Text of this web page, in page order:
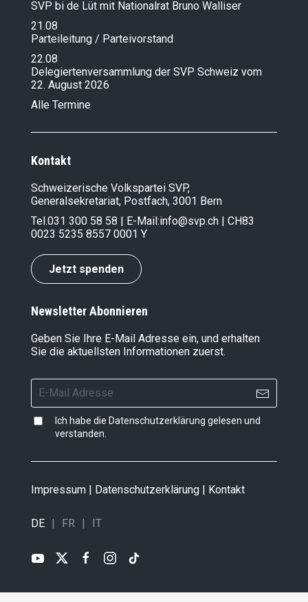
SVP bi de Lüt mit Nationalrat Bruno Walliser
21.08
Parteileitung / Parteivorstand
22.08
Delegiertenversammlung der SVP Schweiz vom
22. August 2026
Alle Termine
Kontakt
Schweizerische Volkspartei SVP,
Generalsekretariat, Postfach, 3001 Bern
Tel.031 300 58 58 | E-Mail:info@svp.ch | CH83
0023 5235 8557 0001 Y
Jetzt spenden
Newsletter Abonnieren
Geben Sie Ihre E-Mail Adresse ein, und erhalten
Sie die aktuellsten Informationen zuerst.
Ich habe die Datenschutzerklärung gelesen und
verstanden.
Impressum | Datenschutzerklärung | Kontakt
DE FR IT